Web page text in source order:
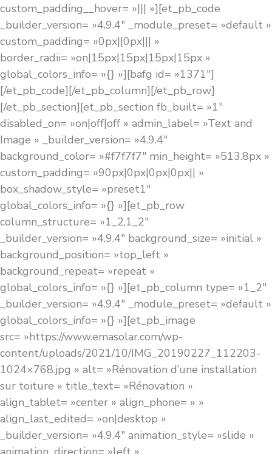
custom_padding__hover= »||| »][et_pb_code
_builder_version= »4.9.4″ _module_preset= »default »
custom_padding= »0px||0px||| »
border_radii= »on|15px|15px|15px|15px »
global_colors_info= »{} »][bafg id= »1371″]
[/et_pb_code][/et_pb_column][/et_pb_row]
[/et_pb_section][et_pb_section fb_built= »1″
disabled_on= »on|off|off » admin_label= »Text and
Image » _builder_version= »4.9.4″
background_color= »#f7f7f7″ min_height= »513.8px »
custom_padding= »90px|0px|0px|0px|| »
box_shadow_style= »preset1″
global_colors_info= »{} »][et_pb_row
column_structure= »1_2,1_2″
_builder_version= »4.9.4″ background_size= »initial »
background_position= »top_left »
background_repeat= »repeat »
global_colors_info= »{} »][et_pb_column type= »1_2″
_builder_version= »4.9.4″ _module_preset= »default »
global_colors_info= »{} »][et_pb_image
src= »https://www.emasolar.com/wp-
content/uploads/2021/10/IMG_20190227_112203-
1024×768.jpg » alt= »Rénovation d’une installation
sur toiture » title_text= »Rénovation »
align_tablet= »center » align_phone= » »
align_last_edited= »on|desktop »
_builder_version= »4.9.4″ animation_style= »slide »